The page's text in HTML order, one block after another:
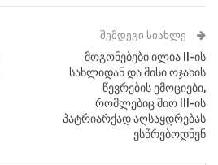
ᲨᲔᲛᲓᲔᲒᲘ ᲡᲘᲐᲮᲚᲔ
მოგონებები ილია II-ის
სახლიდან და მისი ოჯახის
წევრების ემოციები,
რომლებიც შიო III-ის
პატრიარქად აღსაყდრებას
ესწრებოდნენ